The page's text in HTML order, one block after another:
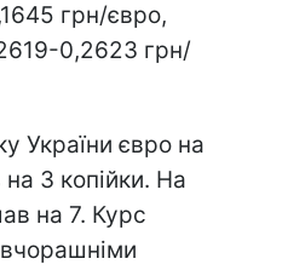
грн/євро,
0,2623 грн/
України євро на
3 копійки. На
на 7. Курс